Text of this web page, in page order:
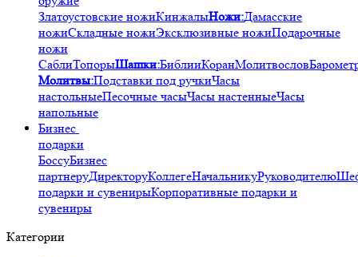
Златоустовские ножиКинжалыНожи:Дамасские
ножиСкладные ножиЭксклюзивные ножиПодарочные
ножи
СаблиТопорыШашки:БиблииКоранМолитвослов
Молитвы:Подставки под ручкиЧасы
настольныеПесочные часыЧасы настенныеЧасы
напольные
Бизнес
подарки
БоссуБизнес
партнеруДиректоруКоллегеНачальникуРуководителю
подарки и сувенирыКорпоративные подарки и
сувениры
Категории